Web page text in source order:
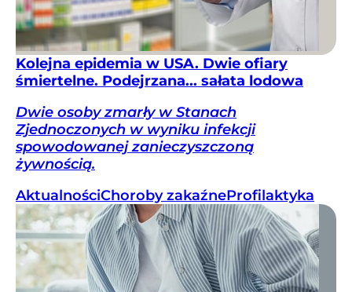
Kolejna epidemia w USA. Dwie ofiary
śmiertelne. Podejrzana... sałata lodowa
Dwie osoby zmarły w Stanach
Zjednoczonych w wyniku infekcji
spowodowanej zanieczyszczoną
żywnością.
AktualnościChoroby zakaźneProfilaktyka